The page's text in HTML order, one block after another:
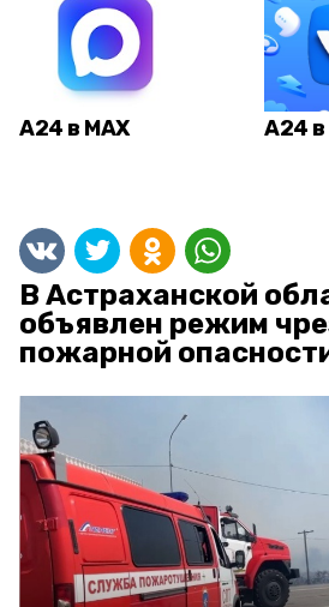
А24 в MAX А24 в
В Астраханской
объявлен режим
пожарной